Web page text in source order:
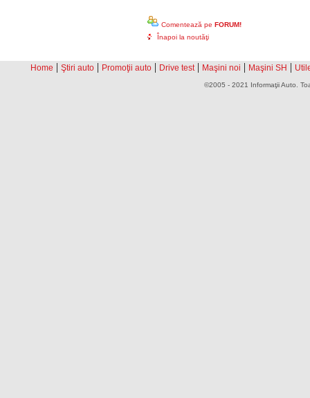
Comentează pe FORUM!
Înapoi la noutăţi
Home | Ştiri auto | Promoţii auto | Drive test | Maşini noi | Maşini SH |
©2005 - 2021 Informaţii Auto.